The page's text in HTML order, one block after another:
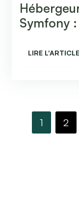
Symfony
LIRE L'ARTICLE
1 2